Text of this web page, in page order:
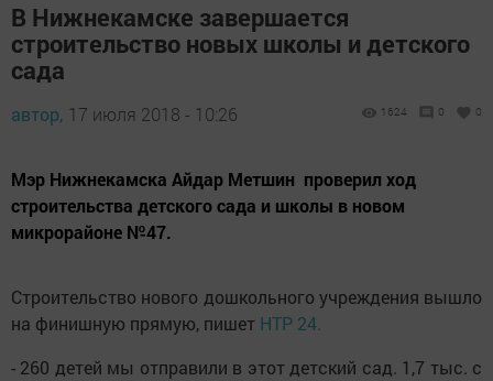
В Нижнекамске завершается
строительство новых школы и детского
сада
автор, 17 июля 2018 - 10:26 1624 0 0
Мэр Нижнекамска Айдар Метшин проверил ход
строительства детского сада и школы в новом
микрорайоне №47.
Строительство нового дошкольного учреждения вышло
на финишную прямую, пишет НТР 24.
- 260 детей мы отправили в этот детский сад. 1,7 тыс. с